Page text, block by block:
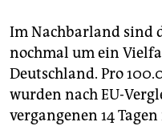
Im Nachbarland sind
nochmal um ein
Deutschland. Pro
wurden nach EU-
vergangenen 14